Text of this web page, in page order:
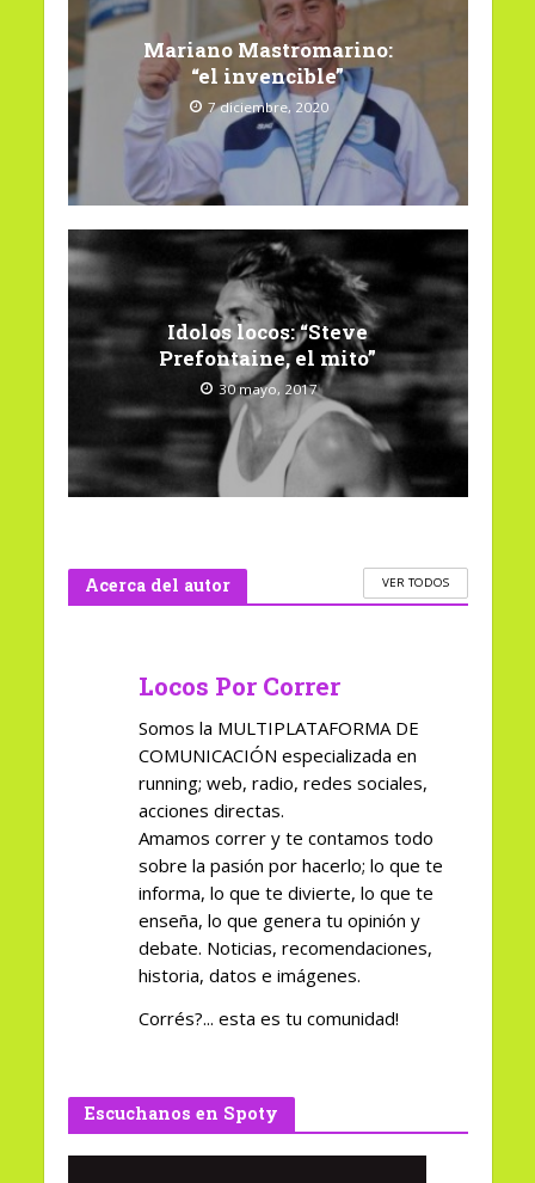
Mariano Mastromarino:
“el invencible”
7 diciembre, 2020
Idolos locos: “Steve
Prefontaine, el mito”
30 mayo, 2017
Acerca del autor VER TODOS
Locos Por Correr
Somos la MULTIPLATAFORMA DE
COMUNICACIÓN especializada en
running; web, radio, redes sociales,
acciones directas.
Amamos correr y te contamos todo
sobre la pasión por hacerlo; lo que te
informa, lo que te divierte, lo que te
enseña, lo que genera tu opinión y
debate. Noticias, recomendaciones,
historia, datos e imágenes.
Corrés?... esta es tu comunidad!
Escuchanos en Spoty